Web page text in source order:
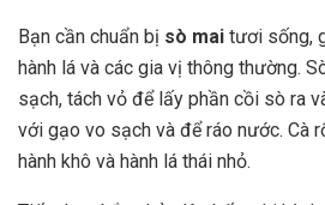
Bạn cần chuẩn bị sò mai tươi sống,
hành lá và các gia vị thông thường.
sạch, tách vỏ để lấy phần cồi sò ra
với gạo vo sạch và để ráo nước. Cà
hành khô và hành lá thái nhỏ.